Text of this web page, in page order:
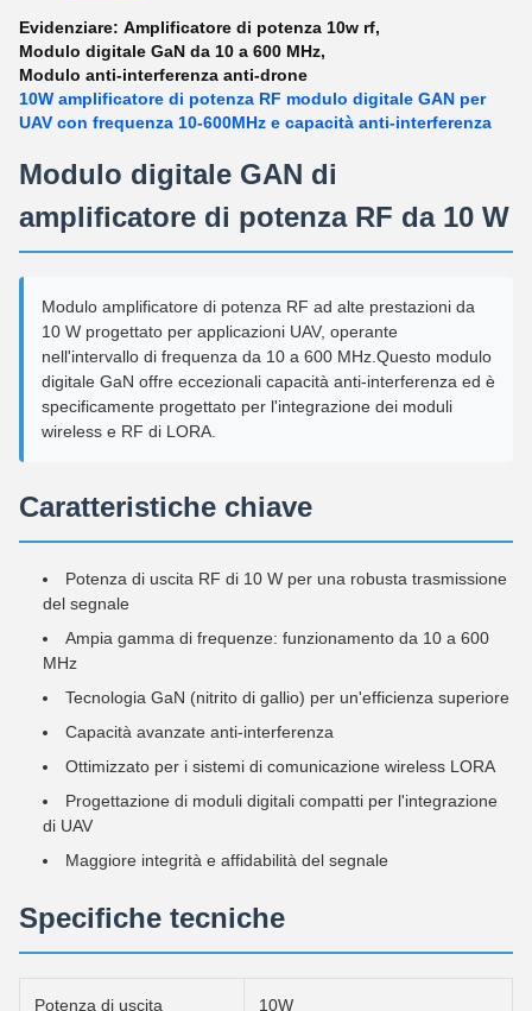
Evidenziare: Amplificatore di potenza 10w rf,
Modulo digitale GaN da 10 a 600 MHz,
Modulo anti-interferenza anti-drone
10W amplificatore di potenza RF modulo digitale GAN per
UAV con frequenza 10-600MHz e capacità anti-interferenza
Modulo digitale GAN di
amplificatore di potenza RF da 10 W
Modulo amplificatore di potenza RF ad alte prestazioni da
10 W progettato per applicazioni UAV, operante
nell'intervallo di frequenza da 10 a 600 MHz.Questo modulo
digitale GaN offre eccezionali capacità anti-interferenza ed è
specificamente progettato per l'integrazione dei moduli
wireless e RF di LORA.
Caratteristiche chiave
Potenza di uscita RF di 10 W per una robusta trasmissione
del segnale
Ampia gamma di frequenze: funzionamento da 10 a 600
MHz
Tecnologia GaN (nitrito di gallio) per un'efficienza superiore
Capacità avanzate anti-interferenza
Ottimizzato per i sistemi di comunicazione wireless LORA
Progettazione di moduli digitali compatti per l'integrazione
di UAV
Maggiore integrità e affidabilità del segnale
Specifiche tecniche
Potenza di uscita 10W